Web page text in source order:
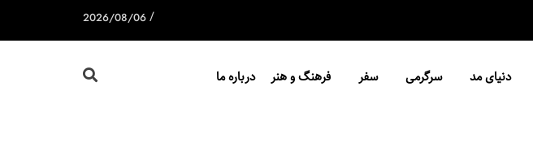
/
2026/08/06
دنیای مد سرگرمی سفر فرهنگ و هنر درباره ما